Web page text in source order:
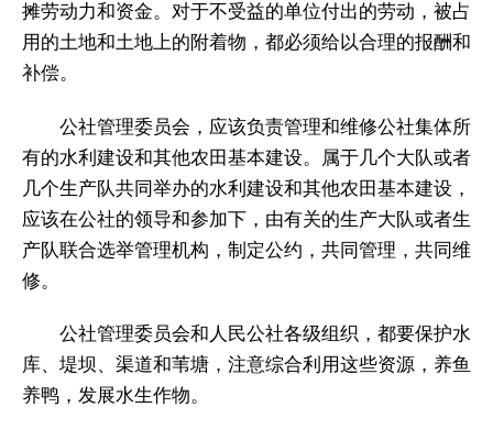
摊劳动力和资金。对于不受益的单位付出的劳动，被占
用的土地和土地上的附着物，都必须给以合理的报酬和
补偿。
公社管理委员会，应该负责管理和维修公社集体所
有的水利建设和其他农田基本建设。属于几个大队或者
几个生产队共同举办的水利建设和其他农田基本建设，
应该在公社的领导和参加下，由有关的生产大队或者生
产队联合选举管理机构，制定公约，共同管理，共同维
修。
公社管理委员会和人民公社各级组织，都要保护水
库、堤坝、渠道和苇塘，注意综合利用这些资源，养鱼
养鸭，发展水生作物。